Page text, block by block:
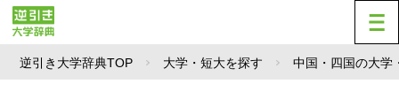
逆引き大学辞典TOP 大学・短大を探す 中国・四国の大学